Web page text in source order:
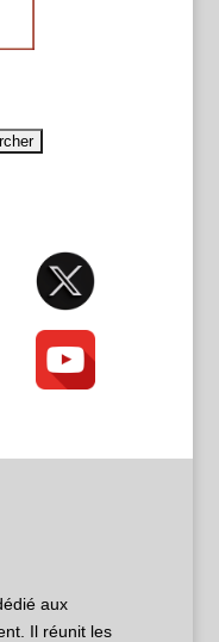
aux
Il réunit les